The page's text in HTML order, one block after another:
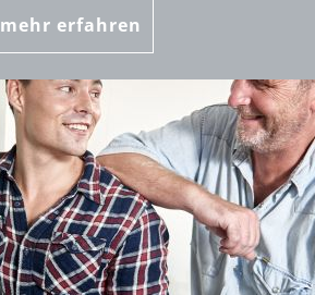
mehr erfahren